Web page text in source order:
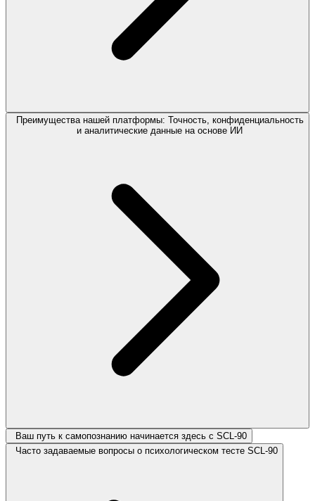
Преимущества нашей платформы: Точность, конфиденциальность
и аналитические данные на основе ИИ
Ваш путь к самопознанию начинается здесь с SCL-90
Часто задаваемые вопросы о психологическом тесте SCL-90